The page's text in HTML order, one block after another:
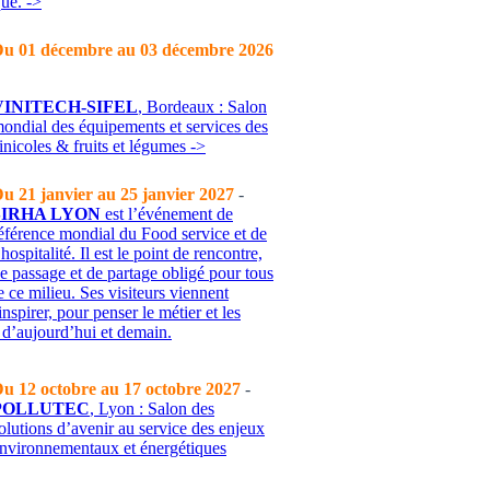
01 décembre au 03 décembre 2026
SIFEL, Bordeaux : Salon
des équipements et services des
& fruits et légumes ->
21 janvier au 25 janvier 2027 -
LYON est l’événement de
mondial du Food service et de
Il est le point de rencontre,
passage et de partage obligé pour tous
ce milieu. Ses visiteurs viennent
pour penser le métier et les
et demain.
12 octobre au 17 octobre 2027 -
, Lyon : Salon des
d’avenir au service des enjeux
et énergétiques